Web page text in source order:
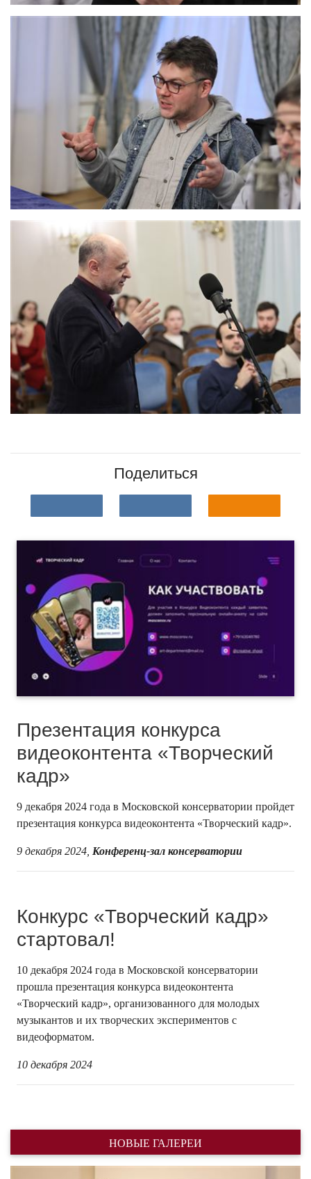
Поделиться
Презентация конкурса
видеоконтента «Творческий
кадр»
9 декабря 2024 года в Московской консерватории пройдет
презентация конкурса видеоконтента «Творческий кадр».
9 декабря 2024, Конференц-зал консерватории
Конкурс «Творческий кадр»
стартовал!
10 декабря 2024 года в Московской консерватории
прошла презентация конкурса видеоконтента
«Творческий кадр», организованного для молодых
музыкантов и их творческих экспериментов с
видеоформатом.
10 декабря 2024
НОВЫЕ ГАЛЕРЕИ